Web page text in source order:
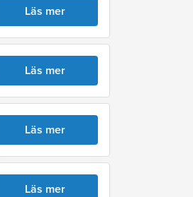
Läs mer
Läs mer
Läs mer
Läs mer